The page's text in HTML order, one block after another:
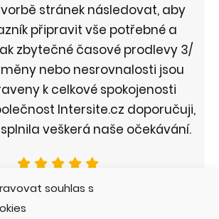
souhlas s
stránek následovat, aby
připravit vše potřebné a
zbytečné časové prodlevy 3/
nebo nesrovnalosti jsou
k celkové spokojenosti
Intersite.cz doporučuji,
veškerá naše očekávání.
Monika Eva Lešková
/ Střední odborné učiliště Čáslav